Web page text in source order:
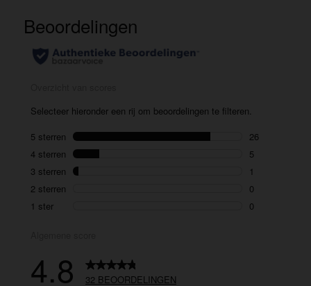
Dezelfde
paginalink.